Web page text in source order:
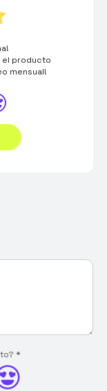
el producto
mensual!
*